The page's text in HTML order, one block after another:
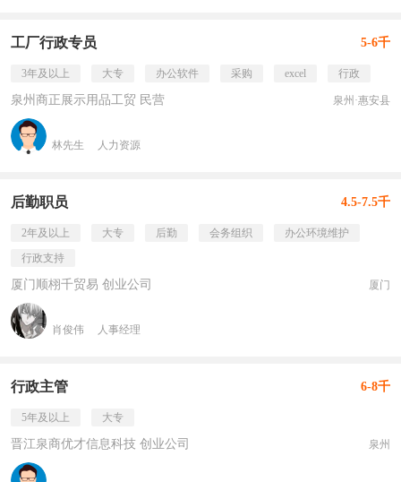
工厂行政专员 5-6千
3年及以上 大专 办公软件 采购 excel 行政
泉州商正展示用品工贸 民营 泉州·惠安县
林先生 人力资源
后勤职员 4.5-7.5千
2年及以上 大专 后勤 会务组织
办公环境维护
行政支持
厦门顺栩千贸易 创业公司 厦门
肖俊伟 人事经理
行政主管 6-8千
5年及以上 大专
晋江泉商优才信息科技 创业公司 泉州